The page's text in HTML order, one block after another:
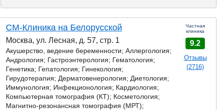
СМ-Клиника на Белорусской
Москва, ул. Лесная, д. 57, стр. 1
Акушерство, ведение беременности; Аллергология;
Андрология; Гастроэнтерология; Гематология;
Генетика; Гепатология; Гинекология;
Гирудотерапия; Дерматовенерология; Диетология;
Иммунология; Инфекционология; Кардиология;
Компьютерная томография (КТ); Косметология;
Магнитно-резонансная томография (МРТ);
Частная
клиника
9.2
Отзывы
(2716)